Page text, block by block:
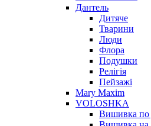
Дантель
Дитяче
Тварини
Люди
Флора
Подушки
Релігія
Пейзажі
Mary Maxim
VOLOSHKA
Вишивка по